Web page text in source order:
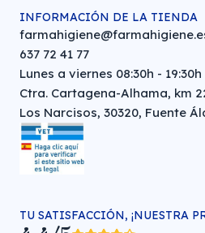
INFORMACIÓN DE LA TIENDA
637 72 41 77
Lunes a viernes 08:30h - 19:30h
Ctra. Cartagena-Alhama, km
Los Narcisos, 30320, Fuente
TU SATISFACCIÓN, ¡NUESTRA